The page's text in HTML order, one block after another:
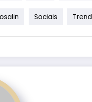
Sociais Trend